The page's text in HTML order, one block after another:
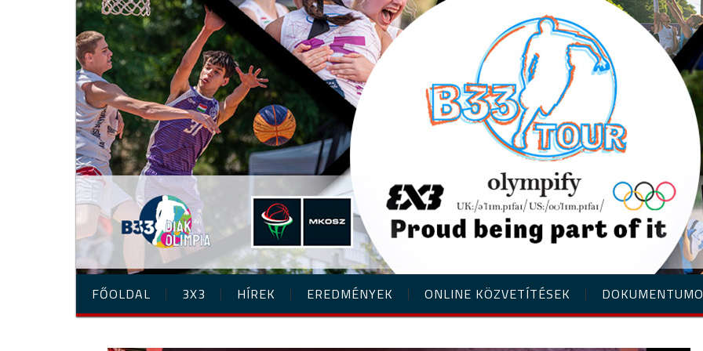
FŐOLDAL 3X3 HÍREK EREDMÉNYEK ONLINE KÖZVETÍTÉSEK